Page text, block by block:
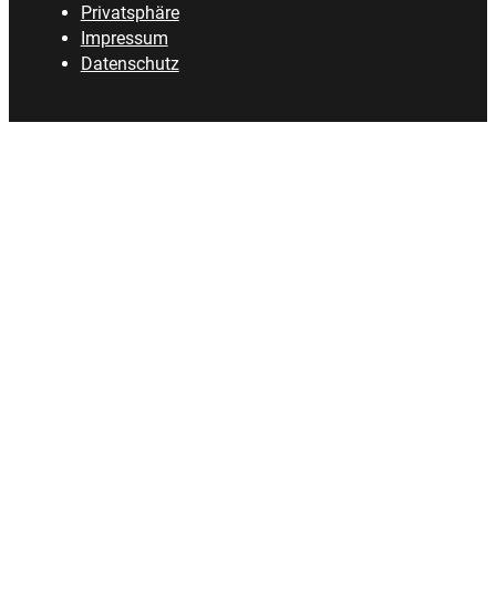
Privatsphäre
Impressum
Datenschutz